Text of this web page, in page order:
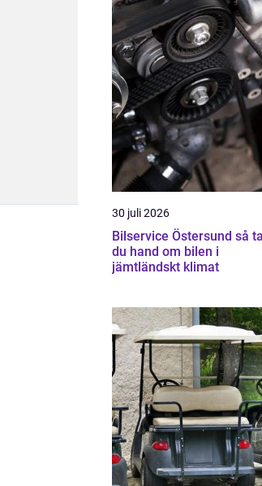
30 juli 2026
Bilservice Östersund så tar
du hand om bilen i
jämtländskt klimat